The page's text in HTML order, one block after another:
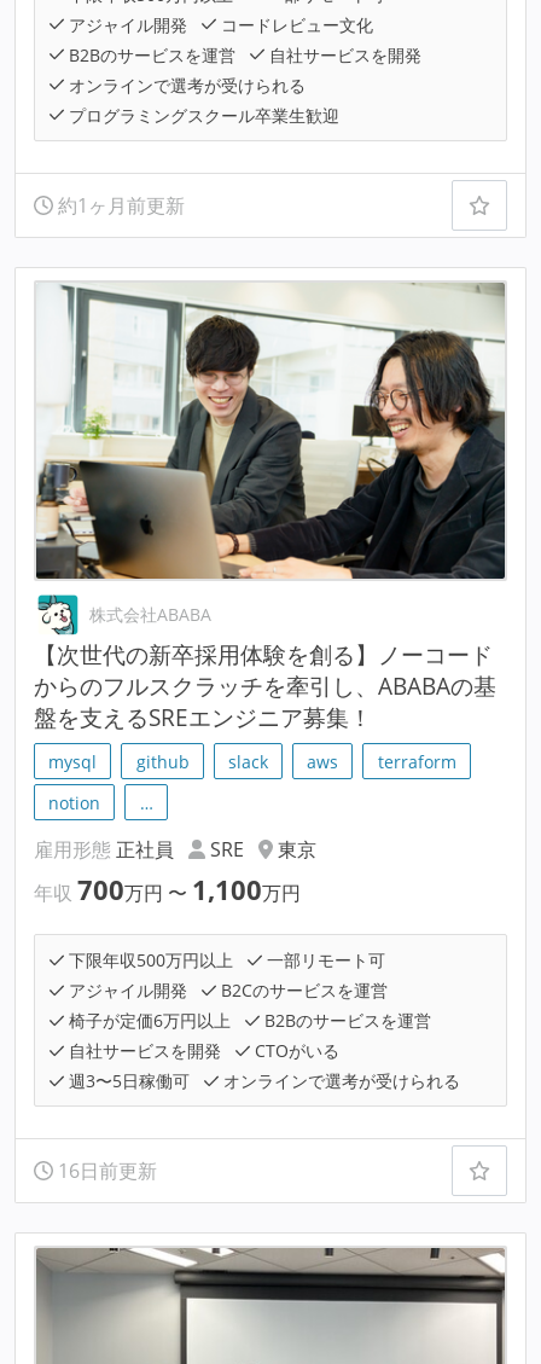
アジャイル開発
コードレビュー文化
B2Bのサービスを運営
自社サービスを開発
オンラインで選考が受けられる
プログラミングスクール卒業生歓迎
約1ヶ月前更新
株式会社ABABA
【次世代の新卒採用体験を創る】ノーコード
からのフルスクラッチを牽引し、ABABAの基
盤を支えるSREエンジニア募集！
mysql github slack aws
terraform
notion
…
雇用形態 正社員 SRE
東京
年収 700万円 〜 1,100万円
下限年収500万円以上
一部リモート可
アジャイル開発
B2Cのサービスを運営
椅子が定価6万円以上
B2Bのサービスを運営
自社サービスを開発
CTOがいる
週3〜5日稼働可
オンラインで選考が受けられる
16日前更新